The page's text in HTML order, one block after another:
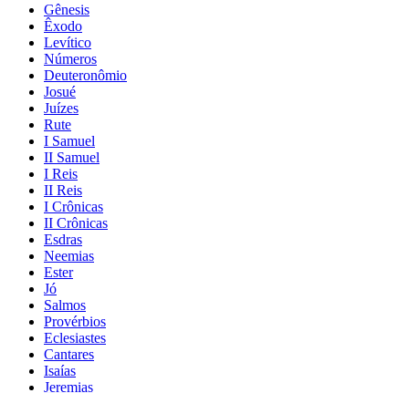
Gênesis
Êxodo
Levítico
Números
Deuteronômio
Josué
Juízes
Rute
I Samuel
II Samuel
I Reis
II Reis
I Crônicas
II Crônicas
Esdras
Neemias
Ester
Jó
Salmos
Provérbios
Eclesiastes
Cantares
Isaías
Jeremias